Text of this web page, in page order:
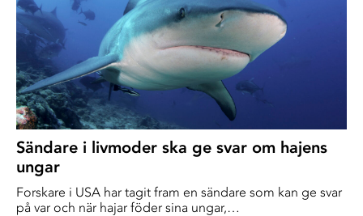
Sändare i livmoder ska ge svar om hajens
ungar
Forskare i USA har tagit fram en sändare som kan ge svar
på var och när hajar föder sina ungar,